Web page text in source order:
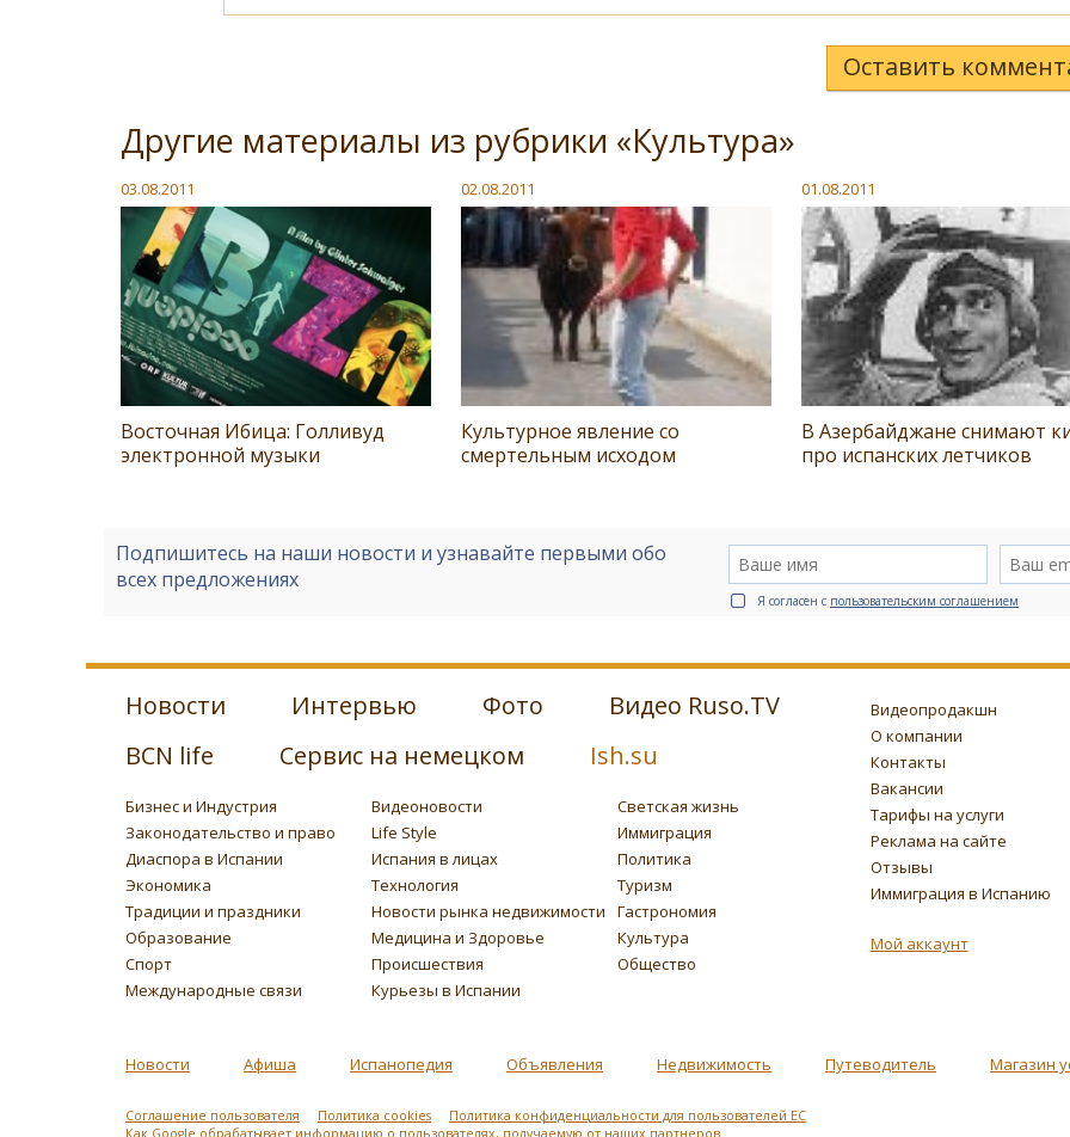
Оставить
Другие материалы из рубрики «Культура»
03.08.2011
Восточная Ибица: Голливуд
электронной музыки
02.08.2011
Культурное явление со
смертельным исходом
01.08.2011
В Азербайджане снимают
про испанских летчиков
Подпишитесь на наши новости и узнавайте первыми обо
всех предложениях
Я согласен с пользовательским соглашением
Новости Интервью Фото
Видео Ruso.TV
BCN life
Сервис на немецком Ish.su
Бизнес и Индустрия Видеоновости
Светская жизнь
Законодательство и право
Life Style
Иммиграция
Диаспора в Испании
Испания в лицах
Политика
Экономика
Технология
Туризм
Традиции и праздники
Новости рынка недвижимости
Гастрономия
Образование
Медицина и Здоровье
Культура
Спорт
Происшествия
Общество
Международные связи
Курьезы в Испании
Видеопродакшн
О компании
Контакты
Вакансии
Тарифы на услуги
Реклама на сайте
Отзывы
Иммиграция в Испанию
Мой аккаунт
Новости Афиша Испанопедия Объявления Недвижимость Путеводитель Магазин
Соглашение пользователя Политика cookies
Политика конфиденциальности для пользователей ЕС
Как Google обрабатывает информацию о пользователях, получаемую от наших партнеров